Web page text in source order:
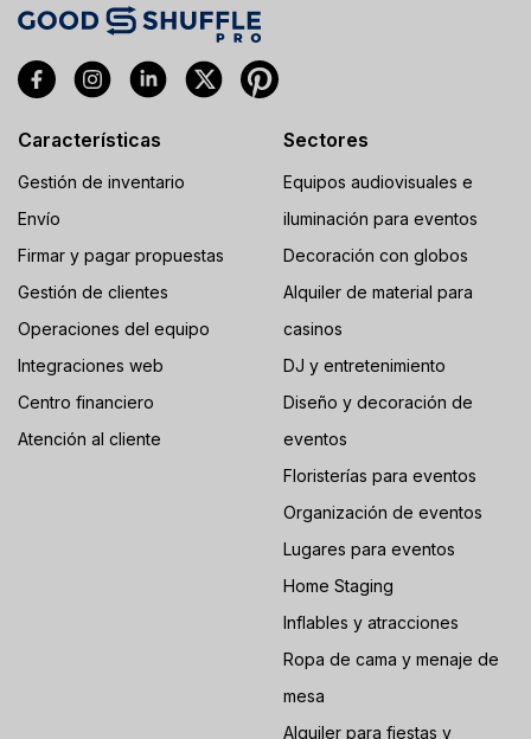
Características
Gestión de inventario
Envío
Firmar y pagar propuestas
Gestión de clientes
Operaciones del equipo
Integraciones web
Centro financiero
Atención al cliente
Sectores
Equipos audiovisuales e
iluminación para eventos
Decoración con globos
Alquiler de material para
casinos
DJ y entretenimiento
Diseño y decoración de
eventos
Floristerías para eventos
Organización de eventos
Lugares para eventos
Home Staging
Inflables y atracciones
Ropa de cama y menaje de
mesa
Alquiler para fiestas y